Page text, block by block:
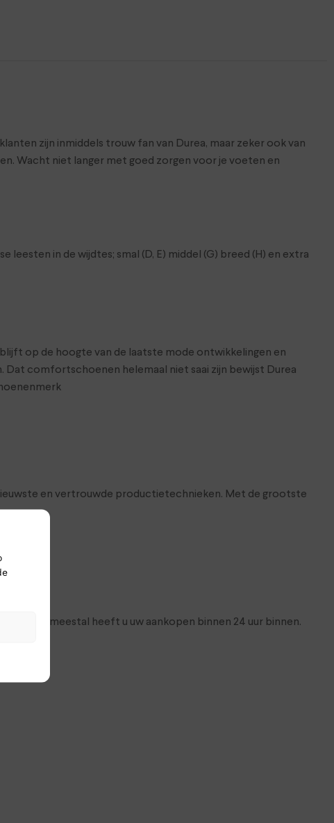
zijn inmiddels trouw fan van Durea, maar zeker ook van
Wacht niet langer met goed zorgen voor je voeten en
in de wijdtes; smal (D, E) middel (G) breed (H) en extra
op de hoogte van de laatste mode ontwikkelingen en
comfortschoenen helemaal niet saai zijn bewijst Durea
en vertrouwde productietechnieken. Met de grootste
dag en meestal heeft u uw aankopen binnen 24 uur binnen.